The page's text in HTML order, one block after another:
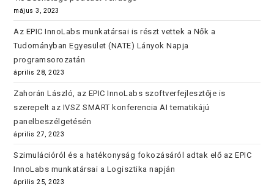
május 3, 2023
Az EPIC InnoLabs munkatársai is részt vettek a Nők a
Tudományban Egyesület (NATE) Lányok Napja
programsorozatán
április 28, 2023
Zahorán László, az EPIC InnoLabs szoftverfejlesztője is
szerepelt az IVSZ SMART konferencia AI tematikájú
panelbeszélgetésén
április 27, 2023
Szimulációról és a hatékonyság fokozásáról adtak elő az EPIC
InnoLabs munkatársai a Logisztika napján
április 25, 2023